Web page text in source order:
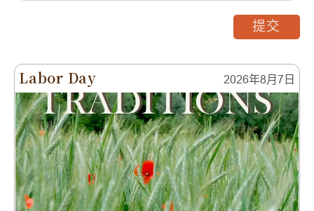
Labor Day 2026年8月7日
提交